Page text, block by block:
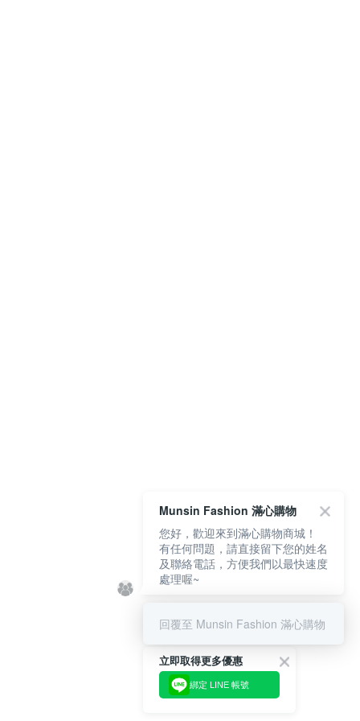
立即取得更多優惠
綁定 LINE 帳號
Munsin Fashion 滿心購物
您好，歡迎來到滿心購物商城！
有任何問題，請直接留下您的姓名
及聯絡電話，方便我們以最快速度
處理喔~
回覆至 Munsin Fashion 滿心購物